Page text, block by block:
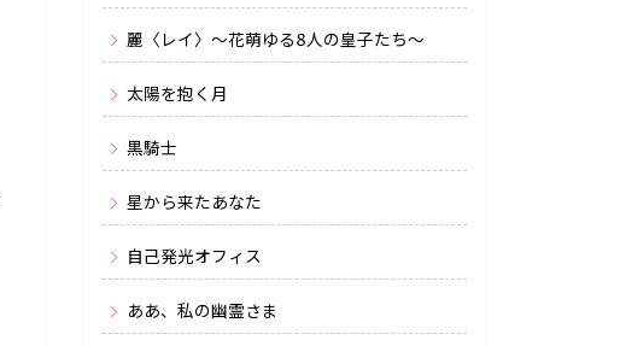
麗〈レイ〉〜花萌ゆる8人の皇子たち〜
太陽を抱く月
黒騎士
星から来たあなた
自己発光オフィス
ああ、私の幽霊さま